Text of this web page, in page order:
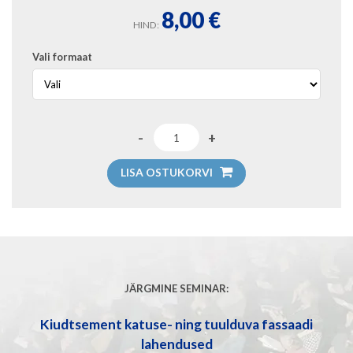
HIND: 8,00€
Vali formaat
LISA OSTUKORVI
JÄRGMINE SEMINAR:
Kiudtsement katuse- ning tuulduva fassaadi
lahendused